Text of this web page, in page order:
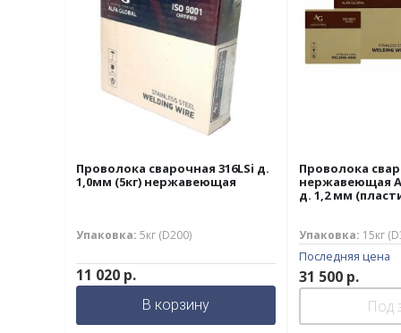
Проволока сварочная 316LSi д.
1,0мм (5кг) нержавеющая
Упаковка: 5кг (D200)
11 020р.
В корзину
Проволока
нержавеющая
д. 1,2 мм
Упаковка: 15кг
Последняя цена
31 500 р.
Под